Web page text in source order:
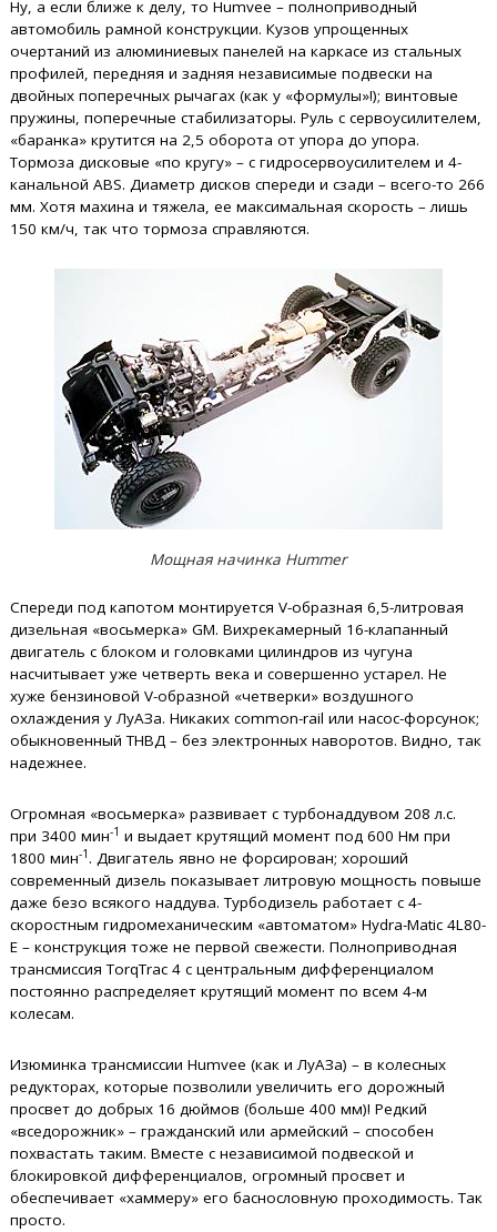
Ну, а если ближе к делу, то Humvee – полноприводный
автомобиль рамной конструкции. Кузов упрощенных
очертаний из алюминиевых панелей на каркасе из стальных
профилей, передняя и задняя независимые подвески на
двойных поперечных рычагах (как у «формулы»!); винтовые
пружины, поперечные стабилизаторы. Руль с сервоусилителем,
«баранка» крутится на 2,5 оборота от упора до упора.
Тормоза дисковые «по кругу» – с гидросервоусилителем и 4-
канальной ABS. Диаметр дисков спереди и сзади – всего-то 266
мм. Хотя махина и тяжела, ее максимальная скорость – лишь
150 км/ч, так что тормоза справляются.
Мощная начинка Hummer
Спереди под капотом монтируется V-образная 6,5-литровая
дизельная «восьмерка» GM. Вихрекамерный 16-клапанный
двигатель с блоком и головками цилиндров из чугуна
насчитывает уже четверть века и совершенно устарел. Не
хуже бензиновой V-образной «четверки» воздушного
охлаждения у ЛуАЗа. Никаких common-rail или насос-форсунок;
обыкновенный ТНВД – без электронных наворотов. Видно, так
надежнее.
Огромная «восьмерка» развивает с турбонаддувом 208 л.с.
при 3400 мин-1 и выдает крутящий момент под 600 Нм при
1800 мин-1 . Двигатель явно не форсирован; хороший
современный дизель показывает литровую мощность повыше
даже безо всякого наддува. Турбодизель работает с 4-
скоростным гидромеханическим «автоматом» Hydra-Matic 4L80-
E – конструкция тоже не первой свежести. Полноприводная
трансмиссия TorqTrac 4 с центральным дифференциалом
постоянно распределяет крутящий момент по всем 4-м
колесам.
Изюминка трансмиссии Humvee (как и ЛуАЗа) – в колесных
редукторах, которые позволили увеличить его дорожный
просвет до добрых 16 дюймов (больше 400 мм)! Редкий
«вседорожник» – гражданский или армейский – способен
похвастать таким. Вместе с независимой подвеской и
блокировкой дифференциалов, огромный просвет и
обеспечивает «хаммеру» его баснословную проходимость. Так
просто.